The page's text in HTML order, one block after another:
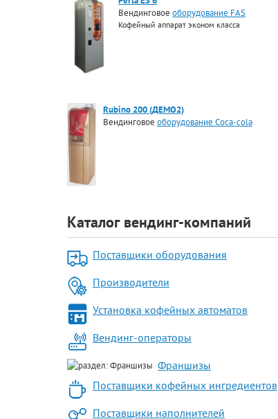
Вендинговоеоборудование FAS
Кофейный аппарат эконом класса
Rubino 200 (ДЕМО2)
Вендинговое оборудование Coca-cola
Каталог вендинг-компаний
Поставщики оборудования
Производители
Установка кофейных автоматов
Вендинг-операторы
Франшизы
Поставщики кофейных ингредиентов
Поставщики наполнителей